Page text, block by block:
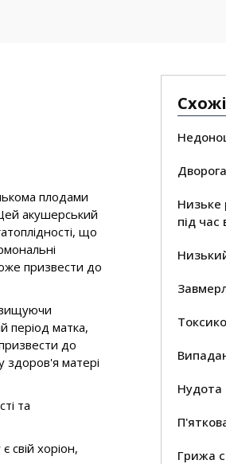
Низьке
під час
Нудота
Грижа
плодами
акушерський
що
призвести до
період матка,
до
здоров'я матері
та
свій хоріон,